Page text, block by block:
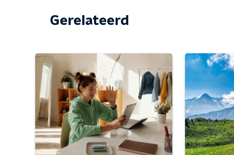
Gerelateerd